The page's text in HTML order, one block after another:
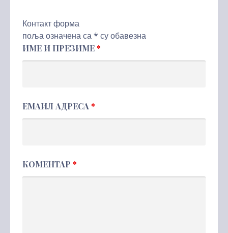
Контакт форма
поља означена са * су обавезна
ИМЕ И ПРЕЗИМЕ*
ЕМАИЛ АДРЕСА *
КОМЕНТАР *